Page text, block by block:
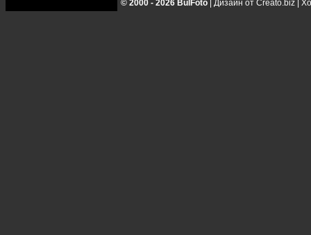
© 2000 - 2026 BulFoto Дизайн от Creato.biz